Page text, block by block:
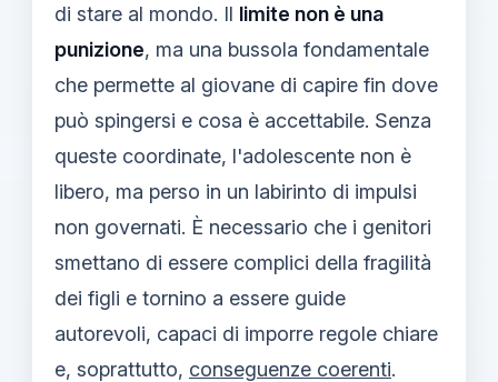
di stare al mondo. Il limite non è una
punizione, ma una bussola fondamentale
che permette al giovane di capire fin dove
può spingersi e cosa è accettabile. Senza
queste coordinate, l'adolescente non è
libero, ma perso in un labirinto di impulsi
non governati. È necessario che i genitori
smettano di essere complici della fragilità
dei figli e tornino a essere guide
autorevoli, capaci di imporre regole chiare
e, soprattutto, conseguenze coerenti.